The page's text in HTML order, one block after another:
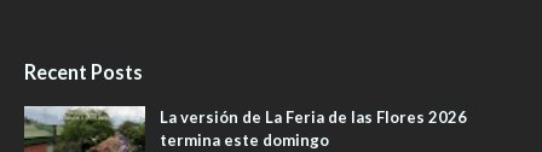
Recent Posts
La versión de La Feria de las Flores 2026
termina este domingo